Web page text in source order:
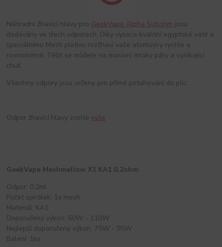
Náhradní žhavící hlavy pro GeekVape Alpha Subohm jsou
dodávány ve třech odporech. Díky vysoce kvalitní egyptské vatě a
speciálnímu Mesh pletivu rozžhaví vaše atomizéry rychle a
rovnoměrně. Těšit se můžete na masivní mraky páry a vynikající
chuť.
Všechny odpory jsou určeny pro přímé potahování do plic.
Odpor žhavící hlavy zvoltevýše
GeekVape Meshmellow X1 KA1 0,2ohm
Odpor: 0,2ml
Počet spirálek: 1x mesh
Materiál: KA1
Doporučený výkon: 60W - 110W
Nejlepší doporučený výkon: 75W - 95W
Balení: 1ks